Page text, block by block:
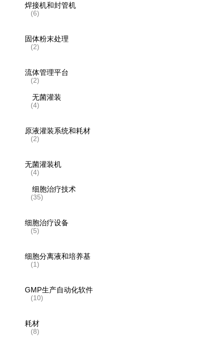
焊接机和封管机
(6)
固体粉末处理
(2)
流体管理平台
(2)
无菌灌装
(4)
原液灌装系统和耗材
(2)
无菌灌装机
(4)
细胞治疗技术
(35)
细胞治疗设备
(5)
细胞分离液和培养基
(1)
GMP生产自动化软件
(10)
耗材
(8)